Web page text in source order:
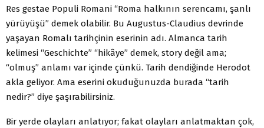
Res gestae Populi Romani “Roma halkının serencamı, şanlı
yürüyüşü” demek olabilir. Bu Augustus-Claudius devrinde
yaşayan Romalı tarihçinin eserinin adı. Almanca tarih
kelimesi “Geschichte” “hikâye” demek, story değil ama;
“olmuş” anlamı var içinde çünkü. Tarih dendiğinde Herodot
akla geliyor. Ama eserini okuduğunuzda burada “tarih
nedir?” diye şaşırabilirsiniz.
Bir yerde olayları anlatıyor; fakat olayları anlatmaktan çok,